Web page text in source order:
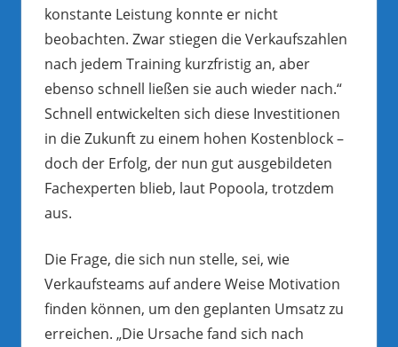
konstante Leistung konnte er nicht
beobachten. Zwar stiegen die Verkaufszahlen
nach jedem Training kurzfristig an, aber
ebenso schnell ließen sie auch wieder nach.“
Schnell entwickelten sich diese Investitionen
in die Zukunft zu einem hohen Kostenblock –
doch der Erfolg, der nun gut ausgebildeten
Fachexperten blieb, laut Popoola, trotzdem
aus.
Die Frage, die sich nun stelle, sei, wie
Verkaufsteams auf andere Weise Motivation
finden können, um den geplanten Umsatz zu
erreichen. „Die Ursache fand sich nach